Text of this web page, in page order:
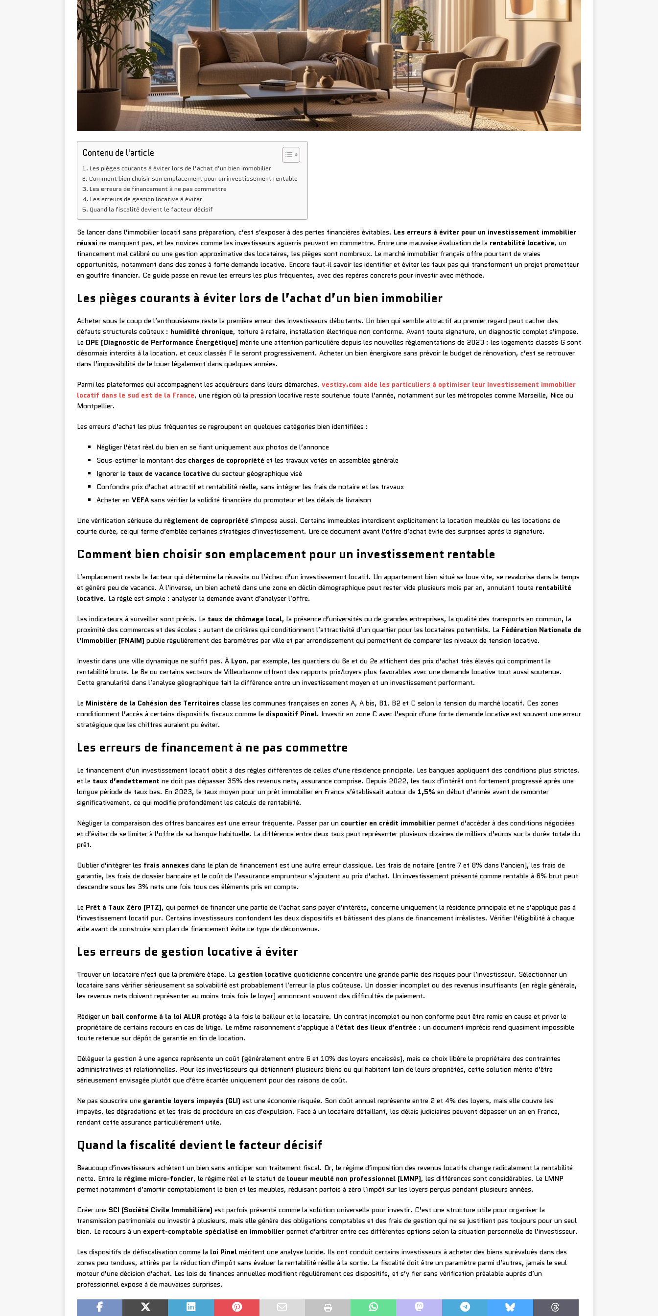
Contenu de l'article
Les pièges courants à éviter lors de l’achat d’un bien immobilier
Comment bien choisir son emplacement pour un investissement rentable
Les erreurs de financement à ne pas commettre
Les erreurs de gestion locative à éviter
Quand la fiscalité devient le facteur décisif
Se lancer dans l’immobilier locatif sans préparation, c’est s’exposer à des pertes financières évitables. Les erreurs à éviter pour un investissement immobilier
réussi ne manquent pas, et les novices comme les investisseurs aguerris peuvent en commettre. Entre une mauvaise évaluation de la rentabilité locative, un
financement mal calibré ou une gestion approximative des locataires, les pièges sont nombreux. Le marché immobilier français offre pourtant de vraies
opportunités, notamment dans des zones à forte demande locative. Encore faut-il savoir les identifier et éviter les faux pas qui transforment un projet prometteur
en gouffre financier. Ce guide passe en revue les erreurs les plus fréquentes, avec des repères concrets pour investir avec méthode.
Les pièges courants à éviter lors de l’achat d’un bien immobilier
Acheter sous le coup de l’enthousiasme reste la première erreur des investisseurs débutants. Un bien qui semble attractif au premier regard peut cacher des
défauts structurels coûteux : humidité chronique, toiture à refaire, installation électrique non conforme. Avant toute signature, un diagnostic complet s’impose.
Le DPE (Diagnostic de Performance Énergétique) mérite une attention particulière depuis les nouvelles réglementations de 2023 : les logements classés G sont
désormais interdits à la location, et ceux classés F le seront progressivement. Acheter un bien énergivore sans prévoir le budget de rénovation, c’est se retrouver
dans l’impossibilité de le louer légalement dans quelques années.
Parmi les plateformes qui accompagnent les acquéreurs dans leurs démarches, vestizy.com aide les particuliers à optimiser leur investissement immobilier
locatif dans le sud est de la France, une région où la pression locative reste soutenue toute l’année, notamment sur les métropoles comme Marseille, Nice ou
Montpellier.
Les erreurs d’achat les plus fréquentes se regroupent en quelques catégories bien identifiées :
Négliger l’état réel du bien en se fiant uniquement aux photos de l’annonce
Sous-estimer le montant des charges de copropriété et les travaux votés en assemblée générale
Ignorer le taux de vacance locative du secteur géographique visé
Confondre prix d’achat attractif et rentabilité réelle, sans intégrer les frais de notaire et les travaux
Acheter en VEFA sans vérifier la solidité financière du promoteur et les délais de livraison
Une vérification sérieuse du règlement de copropriété s’impose aussi. Certains immeubles interdisent explicitement la location meublée ou les locations de
courte durée, ce qui ferme d’emblée certaines stratégies d’investissement. Lire ce document avant l’offre d’achat évite des surprises après la signature.
Comment bien choisir son emplacement pour un investissement rentable
L’emplacement reste le facteur qui détermine la réussite ou l’échec d’un investissement locatif. Un appartement bien situé se loue vite, se revalorise dans le temps
et génère peu de vacance. À l’inverse, un bien acheté dans une zone en déclin démographique peut rester vide plusieurs mois par an, annulant toute rentabilité
locative. La règle est simple : analyser la demande avant d’analyser l’offre.
Les indicateurs à surveiller sont précis. Le taux de chômage local, la présence d’universités ou de grandes entreprises, la qualité des transports en commun, la
proximité des commerces et des écoles : autant de critères qui conditionnent l’attractivité d’un quartier pour les locataires potentiels. La Fédération Nationale de
l’Immobilier (FNAIM) publie régulièrement des baromètres par ville et par arrondissement qui permettent de comparer les niveaux de tension locative.
Investir dans une ville dynamique ne suffit pas. À Lyon, par exemple, les quartiers du 6e et du 2e affichent des prix d’achat très élevés qui compriment la
rentabilité brute. Le 8e ou certains secteurs de Villeurbanne offrent des rapports prix/loyers plus favorables avec une demande locative tout aussi soutenue.
Cette granularité dans l’analyse géographique fait la différence entre un investissement moyen et un investissement performant.
Le Ministère de la Cohésion des Territoires classe les communes françaises en zones A, A bis, B1, B2 et C selon la tension du marché locatif. Ces zones
conditionnent l’accès à certains dispositifs fiscaux comme le dispositif Pinel. Investir en zone C avec l’espoir d’une forte demande locative est souvent une erreur
stratégique que les chiffres auraient pu éviter.
Les erreurs de financement à ne pas commettre
Le financement d’un investissement locatif obéit à des règles différentes de celles d’une résidence principale. Les banques appliquent des conditions plus strictes,
et le taux d’endettement ne doit pas dépasser 35% des revenus nets, assurance comprise. Depuis 2022, les taux d’intérêt ont fortement progressé après une
longue période de taux bas. En 2023, le taux moyen pour un prêt immobilier en France s’établissait autour de 1,5% en début d’année avant de remonter
significativement, ce qui modifie profondément les calculs de rentabilité.
Négliger la comparaison des offres bancaires est une erreur fréquente. Passer par un courtier en crédit immobilier permet d’accéder à des conditions négociées
et d’éviter de se limiter à l’offre de sa banque habituelle. La différence entre deux taux peut représenter plusieurs dizaines de milliers d’euros sur la durée totale du
prêt.
Oublier d’intégrer les frais annexes dans le plan de financement est une autre erreur classique. Les frais de notaire (entre 7 et 8% dans l’ancien), les frais de
garantie, les frais de dossier bancaire et le coût de l’assurance emprunteur s’ajoutent au prix d’achat. Un investissement présenté comme rentable à 6% brut peut
descendre sous les 3% nets une fois tous ces éléments pris en compte.
Le Prêt à Taux Zéro (PTZ), qui permet de financer une partie de l’achat sans payer d’intérêts, concerne uniquement la résidence principale et ne s’applique pas à
l’investissement locatif pur. Certains investisseurs confondent les deux dispositifs et bâtissent des plans de financement irréalistes. Vérifier l’éligibilité à chaque
aide avant de construire son plan de financement évite ce type de déconvenue.
Les erreurs de gestion locative à éviter
Trouver un locataire n’est que la première étape. La gestion locative quotidienne concentre une grande partie des risques pour l’investisseur. Sélectionner un
locataire sans vérifier sérieusement sa solvabilité est probablement l’erreur la plus coûteuse. Un dossier incomplet ou des revenus insuffisants (en règle générale,
les revenus nets doivent représenter au moins trois fois le loyer) annoncent souvent des difficultés de paiement.
Rédiger un bail conforme à la loi ALUR protège à la fois le bailleur et le locataire. Un contrat incomplet ou non conforme peut être remis en cause et priver le
propriétaire de certains recours en cas de litige. Le même raisonnement s’applique à l’état des lieux d’entrée : un document imprécis rend quasiment impossible
toute retenue sur dépôt de garantie en fin de location.
Déléguer la gestion à une agence représente un coût (généralement entre 6 et 10% des loyers encaissés), mais ce choix libère le propriétaire des contraintes
administratives et relationnelles. Pour les investisseurs qui détiennent plusieurs biens ou qui habitent loin de leurs propriétés, cette solution mérite d’être
sérieusement envisagée plutôt que d’être écartée uniquement pour des raisons de coût.
Ne pas souscrire une garantie loyers impayés (GLI) est une économie risquée. Son coût annuel représente entre 2 et 4% des loyers, mais elle couvre les
impayés, les dégradations et les frais de procédure en cas d’expulsion. Face à un locataire défaillant, les délais judiciaires peuvent dépasser un an en France,
rendant cette assurance particulièrement utile.
Quand la fiscalité devient le facteur décisif
Beaucoup d’investisseurs achètent un bien sans anticiper son traitement fiscal. Or, le régime d’imposition des revenus locatifs change radicalement la rentabilité
nette. Entre le régime micro-foncier, le régime réel et le statut de loueur meublé non professionnel (LMNP), les différences sont considérables. Le LMNP
permet notamment d’amortir comptablement le bien et les meubles, réduisant parfois à zéro l’impôt sur les loyers perçus pendant plusieurs années.
Créer une SCI (Société Civile Immobilière) est parfois présenté comme la solution universelle pour investir. C’est une structure utile pour organiser la
transmission patrimoniale ou investir à plusieurs, mais elle génère des obligations comptables et des frais de gestion qui ne se justifient pas toujours pour un seul
bien. Le recours à un expert-comptable spécialisé en immobilier permet d’arbitrer entre ces différentes options selon la situation personnelle de l’investisseur.
Les dispositifs de défiscalisation comme la loi Pinel méritent une analyse lucide. Ils ont conduit certains investisseurs à acheter des biens surévalués dans des
zones peu tendues, attirés par la réduction d’impôt sans évaluer la rentabilité réelle à la sortie. La fiscalité doit être un paramètre parmi d’autres, jamais le seul
moteur d’une décision d’achat. Les lois de finances annuelles modifient régulièrement ces dispositifs, et s’y fier sans vérification préalable auprès d’un
professionnel expose à de mauvaises surprises.